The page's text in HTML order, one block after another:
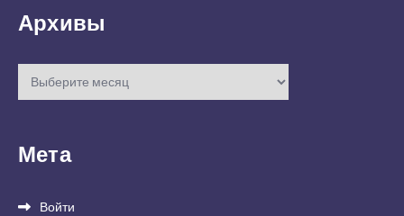
Архивы
Архивы
Мета
Войти